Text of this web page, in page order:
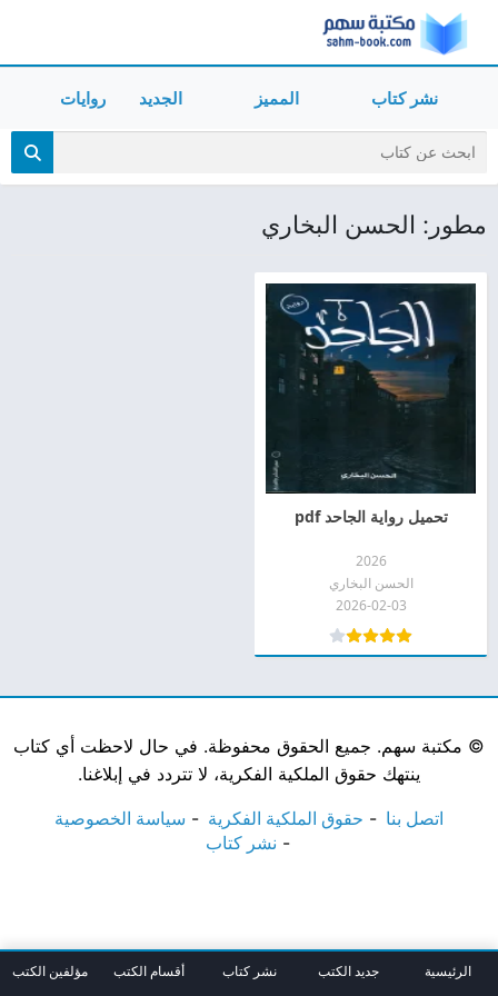
نشر كتاب المميز الجديد روايات
مطور: الحسن البخاري
تحميل رواية الجاحد pdf
2026
الحسن البخاري
2026-02-03
© مكتبة سهم. جميع الحقوق محفوظة. في حال لاحظت أي كتاب
ينتهك حقوق الملكية الفكرية، لا تتردد في إبلاغنا.
اتصل بنا حقوق الملكية الفكرية
سياسة الخصوصية
نشر كتاب
الرئيسية جديد الكتب نشر كتاب أقسام الكتب مؤلفين الكتب